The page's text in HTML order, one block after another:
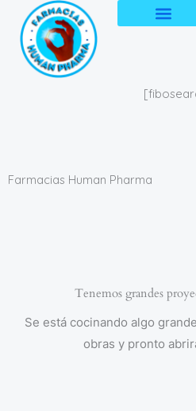
contenido
Farmacias Human Pharma
Tenemos grandes
Se está cocinando algo
obras y pronto